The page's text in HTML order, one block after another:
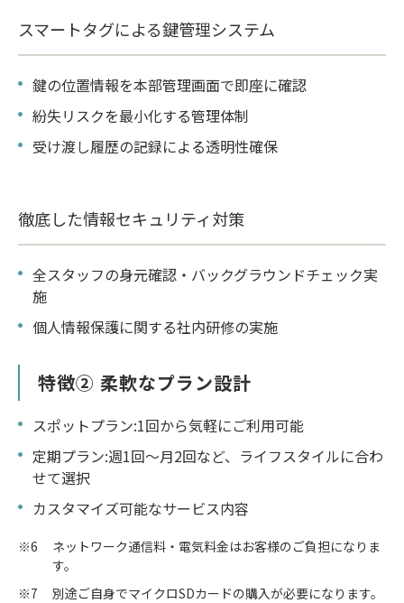
スマートタグによる鍵管理システム
鍵の位置情報を本部管理画面で即座に確認
紛失リスクを最小化する管理体制
受け渡し履歴の記録による透明性確保
徹底した情報セキュリティ対策
全スタッフの身元確認・バックグラウンドチェック実
施
個人情報保護に関する社内研修の実施
特徴② 柔軟なプラン設計
スポットプラン:1回から気軽にご利用可能
定期プラン:週1回～月2回など、ライフスタイルに合わ
せて選択
カスタマイズ可能なサービス内容
※6
ネットワーク通信料・電気料金はお客様のご負担になりま
す。
※7
別途ご自身でマイクロSDカードの購入が必要になります。